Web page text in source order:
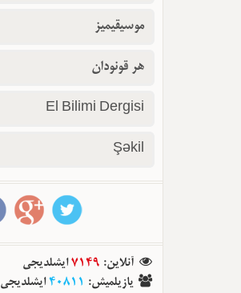
موسیقیمیز
هر قونودان
El Bilimi Dergisi
Şəkil
آنلاین:
7149ایشلدیجی
یازیلمیش:
40811ایشلدیجی